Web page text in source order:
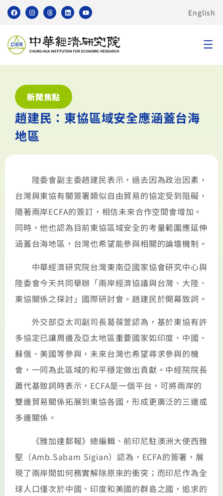
English
新聞焦點
趙建民：東協區域安全應涵蓋台海
地區
陸委會副主委趙建民表示，過去因為政治因素，
台灣與東協有關簽署類似自由貿易的協定受到阻礙，
隨著兩岸ECFA的簽訂，相信未來合作空間會增加。
同時，他也認為目前東協區域安全的考量範圍應延伸
涵蓋台海地區，台灣也希望能參與相關的論壇機制。
中華經濟研究院台灣東南亞國家協會研究中心與
陸委會今天共同舉辦「兩岸經濟協議與台灣、大陸、
東協關係之探討」國際研討會。趙建民於開幕致詞。
外交部亞太司副司長葛葆萱認為，基於東協有許
多協定已讓周邊及亞太地區重要國家如印度、中國、
蘇俄、美國等參與，未來台灣也希望尋求參與的機
會，一同為此區域的和平穩定做出貢獻。中經院院長
蕭代基致詞時表示，ECFA是一個平台，可將兩岸的
雙邊貿易關係拓展到東協各國，形成更廣泛的三邊或
多邊關係。
《雅加達郵報》總編輯、前印尼駐澳洲大使西雅
堅（Amb.Sabam Sigian）認為，ECFA的簽署，展
現了兩岸間如何務實解除原來的衝突；而印尼作為全
球人口僅次於中國、印度和美國的群島之國，追求的